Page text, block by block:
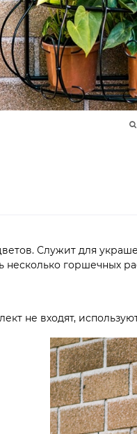
Служит для
несколько горшечных
не входят,